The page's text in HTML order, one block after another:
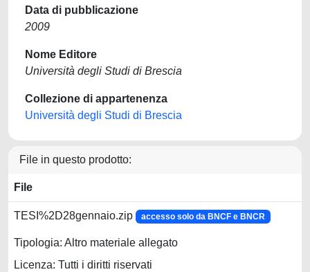
Data di pubblicazione
2009
Nome Editore
Università degli Studi di Brescia
Collezione di appartenenza
Università degli Studi di Brescia
File in questo prodotto:
File
TESI%2D28gennaio.zip accesso solo da BNCF e BNCR
Tipologia: Altro materiale allegato
Licenza: Tutti i diritti riservati